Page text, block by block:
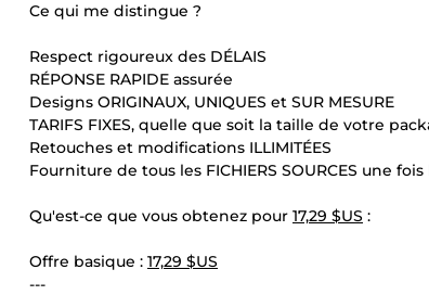
Ce qui me distingue ?
Respect rigoureux des DÉLAIS
RÉPONSE RAPIDE assurée
Designs ORIGINAUX, UNIQUES et SUR MESURE
TARIFS FIXES, quelle que soit la taille de votre
Retouches et modifications ILLIMITÉES
Fourniture de tous les FICHIERS SOURCES une
Qu'est-ce que vous obtenez pour 17,29 $US :
Offre basique : 17,29 $US
---